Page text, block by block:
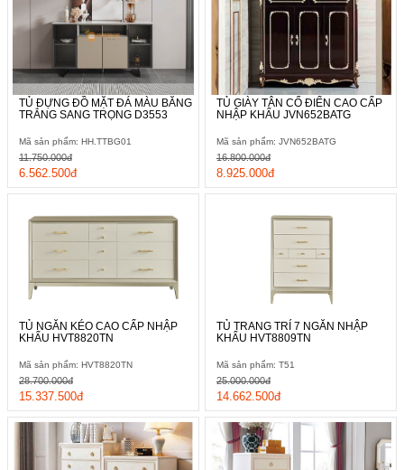
TỦ ĐỰNG ĐỒ MẶT ĐÁ MÀU BĂNG
TRẮNG SANG TRỌNG D3553
Mã sản phẩm: HH.TTBG01
6.562.500đ
11.750.000đ
TỦ GIÀY TÂN CỔ ĐIỂN CAO CẤP
NHẬP KHẨU JVN652BATG
Mã sản phẩm: JVN652BATG
8.925.000đ
16.800.000đ
TỦ NGĂN KÉO CAO CẤP NHẬP
KHẨU HVT8820TN
Mã sản phẩm: HVT8820TN
15.337.500đ
28.700.000đ
TỦ TRANG TRÍ 7 NGĂN NHẬP
KHẨU HVT8809TN
Mã sản phẩm: T51
14.662.500đ
25.000.000đ